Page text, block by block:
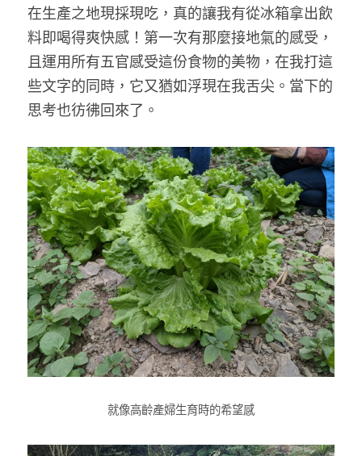
在生產之地現採現吃，真的讓我有從冰箱拿出飲
料即喝得爽快感！第一次有那麼接地氣的感受，
且運用所有五官感受這份食物的美物，在我打這
些文字的同時，它又猶如浮現在我舌尖。當下的
思考也彷彿回來了。
就像高齡產婦生育時的希望感